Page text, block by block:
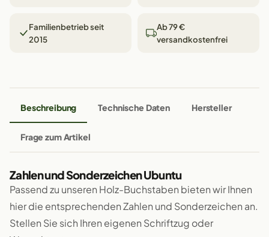
Familienbetrieb seit
2015
Ab 79 €
versandkostenfrei
Beschreibung Technische Daten Hersteller
Frage zum Artikel
Zahlen und Sonderzeichen Ubuntu
Passend zu unseren Holz-Buchstaben bieten wir Ihnen
hier die entsprechenden Zahlen und Sonderzeichen an.
Stellen Sie sich Ihren eigenen Schriftzug oder